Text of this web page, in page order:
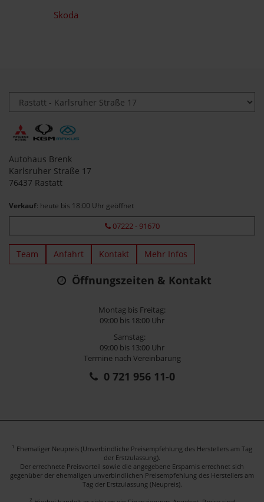
Skoda
Autohaus Brenk
Karlsruher Straße 17
76437 Rastatt
Verkauf: heute bis 18:00 Uhr geöffnet
07222 - 91670
Team Anfahrt Kontakt Mehr Infos
Öffnungszeiten & Kontakt
Montag bis Freitag:
09:00 bis 18:00 Uhr
Samstag:
09:00 bis 13:00 Uhr
Termine nach Vereinbarung
0 721 956 11-0
1 Ehemaliger Neupreis (Unverbindliche Preisempfehlung des Herstellers am Tag
der Erstzulassung).
Der errechnete Preisvorteil sowie die angegebene Ersparnis errechnet sich
gegenüber der ehemaligen unverbindlichen Preisempfehlung des Herstellers am
Tag der Erstzulassung (Neupreis).
2